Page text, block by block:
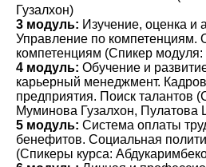
Гузалхон)
3 модуль: Изучение, оценка и
Управление по компетенциям.
компетенциям (Спикер
4 модуль: Обучение и
карьерный менеджмент.
предприятия. Поиск талантов
Муминова Гузалхон, Пулатова
5 модуль: Система оплаты
бенефитов. Социальная
(Спикеры курса: